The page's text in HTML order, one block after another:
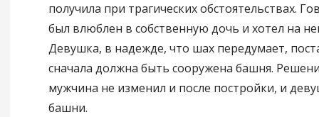
получила при трагических обстоятельствах.
был влюблен в собственную дочь и хотел на
Девушка, в надежде, что шах передумает,
сначала должна быть сооружена башня.
мужчина не изменил и после постройки, и
башни.